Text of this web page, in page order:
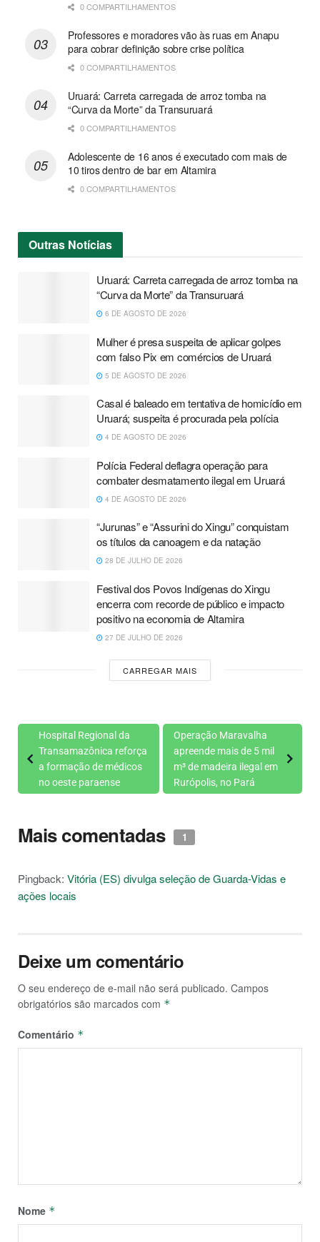
0 COMPARTILHAMENTOS
Professores e moradores vão às ruas em Anapu
para cobrar definição sobre crise política
0 COMPARTILHAMENTOS
Uruará: Carreta carregada de arroz tomba na
“Curva da Morte” da Transuruará
0 COMPARTILHAMENTOS
Adolescente de 16 anos é executado com mais de
10 tiros dentro de bar em Altamira
0 COMPARTILHAMENTOS
Outras Notícias
Uruará: Carreta carregada de arroz tomba na
“Curva da Morte” da Transuruará
6 DE AGOSTO DE 2026
Mulher é presa suspeita de aplicar golpes
com falso Pix em comércios de Uruará
5 DE AGOSTO DE 2026
Casal é baleado em tentativa de homicídio em
Uruará; suspeita é procurada pela polícia
4 DE AGOSTO DE 2026
Polícia Federal deflagra operação para
combater desmatamento ilegal em Uruará
4 DE AGOSTO DE 2026
“Jurunas” e “Assurini do Xingu” conquistam
os títulos da canoagem e da natação
28 DE JULHO DE 2026
Festival dos Povos Indígenas do Xingu
encerra com recorde de público e impacto
positivo na economia de Altamira
27 DE JULHO DE 2026
CARREGAR MAIS
Hospital Regional da
Transamazônica reforça
a formação de médicos
no oeste paraense
Operação Maravalha
apreende mais de 5 mil
m³ de madeira ilegal em
Rurópolis, no Pará
Mais comentadas 1
Pingback: Vitória (ES) divulga seleção de Guarda-Vidas e
ações locais
Deixe um comentário
O seu endereço de e-mail não será publicado. Campos
obrigatórios são marcados com *
Comentário *
Nome *